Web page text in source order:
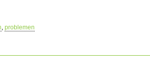
, problemen